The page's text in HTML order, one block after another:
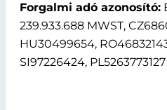
Forgalmi adó azonosító:
239.933.688 MWST,
HU30499654,
SI97226424, PL5263773127